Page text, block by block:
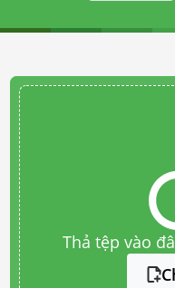
Thả tệp vào